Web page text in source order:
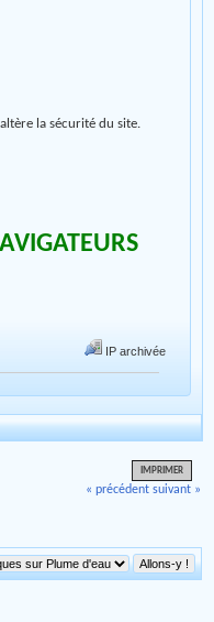
la sécurité du site.
IP archivée
IMPRIMER
« précédent suivant »